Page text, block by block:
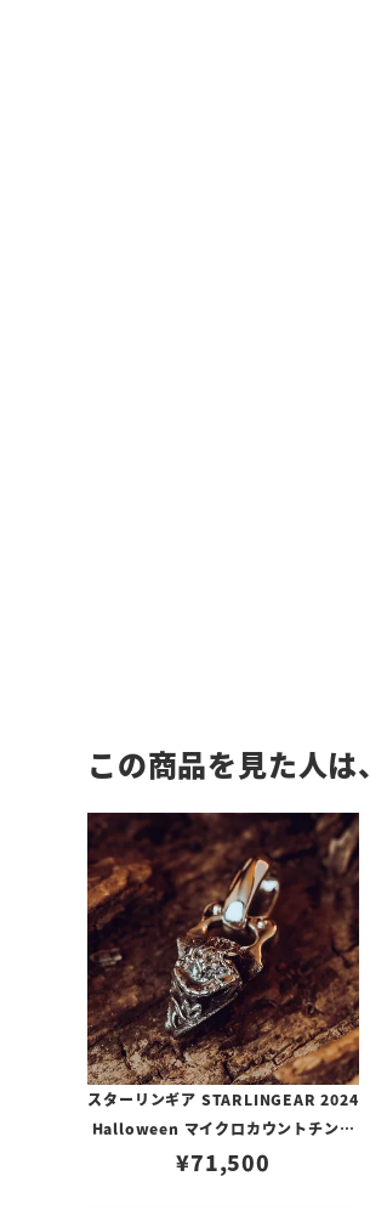
この商品を見た人
スターリンギア STARLINGEAR 2024
Halloween マイクロカウントチンプ
ラペンダント
¥71,500